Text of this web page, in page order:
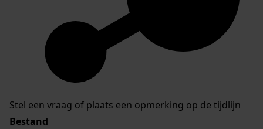
Stel een vraag of plaats een opmerking op de tijdlijn
Bestand